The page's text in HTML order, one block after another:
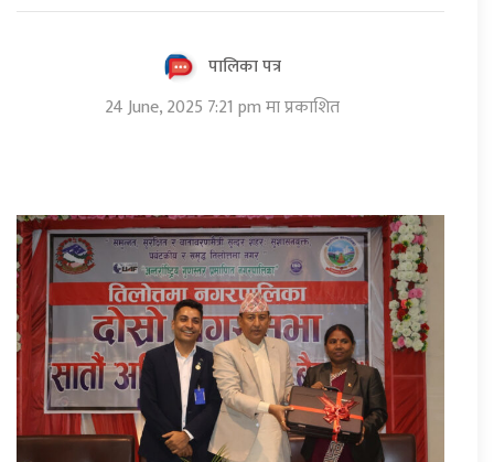
पालिका पत्र
24 June, 2025 7:21 pm मा प्रकाशित